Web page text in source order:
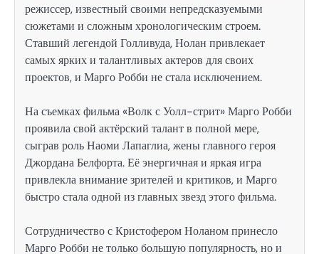
режиссер, известный своими непредсказуемыми
сюжетами и сложным хронологическим строем.
Ставший легендой Голливуда, Нолан привлекает
самых ярких и талантливых актеров для своих
проектов, и Марго Робби не стала исключением.
На съемках фильма «Волк с Уолл-стрит» Марго Робби
проявила свой актёрский талант в полной мере,
сыграв роль Наоми Лапаглиа, жены главного героя
Джордана Белфорта. Её энергичная и яркая игра
привлекла внимание зрителей и критиков, и Марго
быстро стала одной из главных звезд этого фильма.
Сотрудничество с Кристофером Ноланом принесло
Марго Робби не только большую популярность, но и